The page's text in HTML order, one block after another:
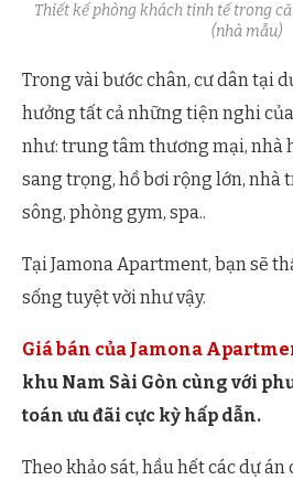
Thiết kế phòng khách tinh tế trong
(nhà mẫu)
Trong vài bước chân, cư dân tại
hưởng tất cả những tiện nghi
như: trung tâm thương mại, nhà
sang trọng, hồ bơi rộng lớn, nhà
sông, phòng gym, spa..
Tại Jamona Apartment, bạn sẽ
sống tuyệt vời như vậy.
Giá bán của Jamona
khu Nam Sài Gòn cùng với
toán ưu đãi cực kỳ hấp dẫn.
Theo khảo sát, hầu hết các dự